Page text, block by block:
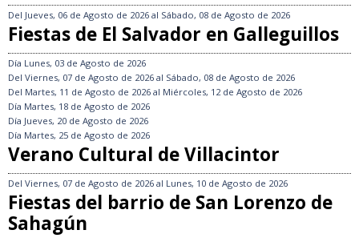
Del Jueves, 06 de Agosto de 2026 al Sábado, 08 de Agosto de 2026
Fiestas de El Salvador en Galleguillos
Día Lunes, 03 de Agosto de 2026
Del Viernes, 07 de Agosto de 2026 al Sábado, 08 de Agosto de 2026
Del Martes, 11 de Agosto de 2026 al Miércoles, 12 de Agosto de 2026
Día Martes, 18 de Agosto de 2026
Día Jueves, 20 de Agosto de 2026
Día Martes, 25 de Agosto de 2026
Verano Cultural de Villacintor
Del Viernes, 07 de Agosto de 2026 al Lunes, 10 de Agosto de 2026
Fiestas del barrio de San Lorenzo de
Sahagún